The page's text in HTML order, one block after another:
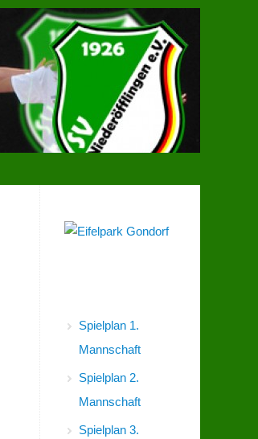
Spielplan 1.
Mannschaft
Spielplan 2.
Mannschaft
Spielplan 3.